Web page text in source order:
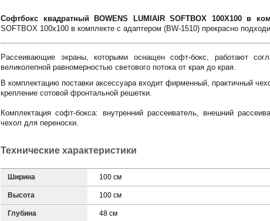
Софтбокс квадратный BOWENS LUMIAIR SOFTBOX 100X100 в
SOFTBOX 100x100 в комплекте с адаптером (BW-1510) прекрасно
Рассеивающие экраны, которыми оснащен софт-бокс, работают
великолепной равномерностью светового потока от края до края.
В комплектацию поставки аксессуара входит фирменный, практичный
крепление сотовой фронтальной решетки.
Комплектация софт-бокса: внутренний рассеиватель, внешний
чехол для переноски.
Технические характеристики
Ширина 100 см
Высота 100 см
Глубина 48 см